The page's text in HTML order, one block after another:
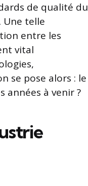
de qualité du
Une telle
entre les
vital
se pose alors : le
années à venir ?